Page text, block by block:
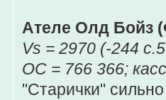
Ателе Олд Бойз
Vs = 2970 (-244
ОС = 766 366;
"Старички"